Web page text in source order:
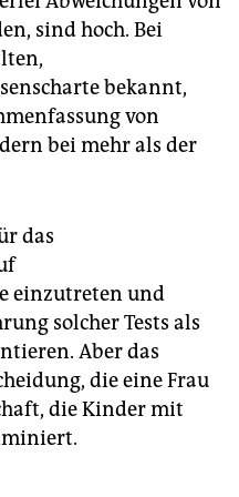
sind hoch. Bei
bekannt,
von
bei mehr als der
das
einzutreten und
solcher Tests als
Aber das
die eine Frau
die Kinder mit